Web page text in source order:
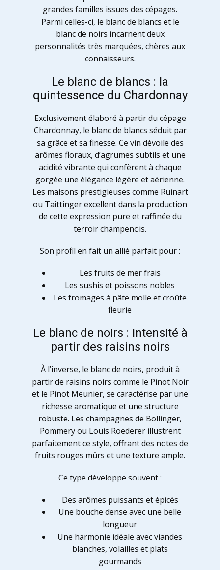
grandes familles issues des cépages.
Parmi celles-ci, le blanc de blancs et le
blanc de noirs incarnent deux
personnalités très marquées, chères aux
connaisseurs.
Le blanc de blancs : la
quintessence du Chardonnay
Exclusivement élaboré à partir du cépage
Chardonnay, le blanc de blancs séduit par
sa grâce et sa finesse. Ce vin dévoile des
arômes floraux, d’agrumes subtils et une
acidité vibrante qui confèrent à chaque
gorgée une élégance légère et aérienne.
Les maisons prestigieuses comme Ruinart
ou Taittinger excellent dans la production
de cette expression pure et raffinée du
terroir champenois.
Son profil en fait un allié parfait pour :
Les fruits de mer frais
Les sushis et poissons nobles
Les fromages à pâte molle et croûte
fleurie
Le blanc de noirs : intensité à
partir des raisins noirs
À l’inverse, le blanc de noirs, produit à
partir de raisins noirs comme le Pinot Noir
et le Pinot Meunier, se caractérise par une
richesse aromatique et une structure
robuste. Les champagnes de Bollinger,
Pommery ou Louis Roederer illustrent
parfaitement ce style, offrant des notes de
fruits rouges mûrs et une texture ample.
Ce type développe souvent :
Des arômes puissants et épicés
Une bouche dense avec une belle
longueur
Une harmonie idéale avec viandes
blanches, volailles et plats
gourmands